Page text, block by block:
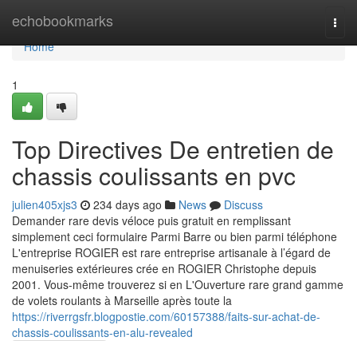
echobookmarks
Home
Home
1
Top Directives De entretien de
chassis coulissants en pvc
julien405xjs3 234 days ago News
Discuss
Demander rare devis véloce puis gratuit en remplissant
simplement ceci formulaire Parmi Barre ou bien parmi téléphone
L'entreprise ROGIER est rare entreprise artisanale à l’égard de
menuiseries extérieures crée en ROGIER Christophe depuis
2001. Vous-même trouverez si en L'Ouverture rare grand gamme
de volets roulants à Marseille après toute la
https://riverrgsfr.blogpostie.com/60157388/faits-sur-achat-de-
chassis-coulissants-en-alu-revealed